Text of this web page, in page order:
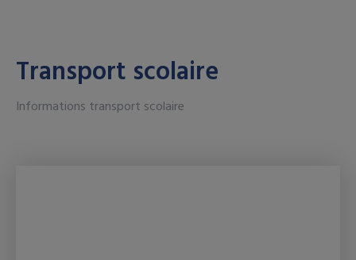
Transport scolaire
Informations transport scolaire